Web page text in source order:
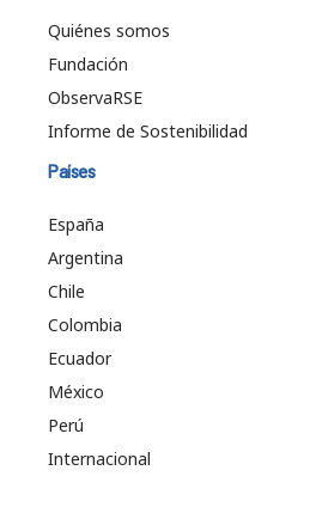
Quiénes somos
Fundación
ObservaRSE
Informe de Sostenibilidad
Países
España
Argentina
Chile
Colombia
Ecuador
México
Perú
Internacional